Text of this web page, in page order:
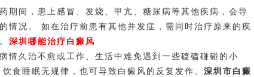
间，患上感冒、发烧、甲亢、糖尿病等其他疾病，会导
情况。 如在治疗前患有其他并发症，需同时治疗原来的疾
深圳哪能治疗白癜风
久治不愈或工作、生活中难免遇到一些磕磕碰碰的小
食睡眠无规律，也可导致白癜风的反复发作。 深圳市白癜